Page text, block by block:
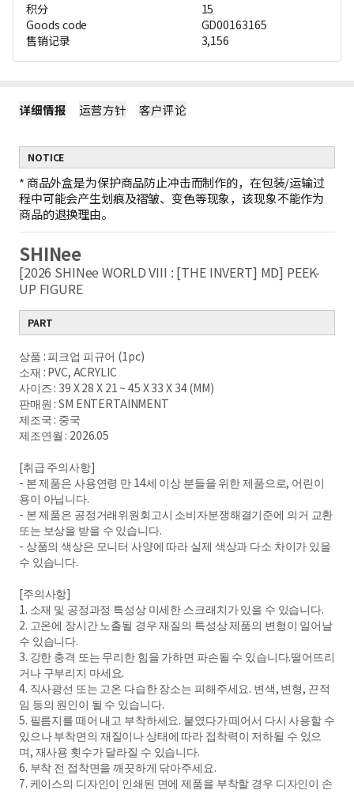
积分
15
Goods code
GD00163165
售销记录
3,156
详细情报 运营方针 客户评论
NOTICE
* 商品外盒是为保护商品防止冲击而制作的，在包装/运输过
程中可能会产生划痕及褶皱、变色等现象，该现象不能作为
商品的退换理由。
SHINee
[2026 SHINee WORLD VIII : [THE INVERT] MD] PEEK-
UP FIGURE
PART
상품 : 피크업 피규어 (1pc)
소재 : PVC, ACRYLIC
사이즈 : 39 X 28 X 21 ~ 45 X 33 X 34 (MM)
판매원 : SM ENTERTAINMENT
제조국 : 중국
제조연월 : 2026.05
[취급 주의사항]
- 본 제품은 사용연령 만 14세 이상 분들을 위한 제품으로, 어린이
용이 아닙니다.
- 본 제품은 공정거래위원회고시 소비자분쟁해결기준에 의거 교환
또는 보상을 받을 수 있습니다.
- 상품의 색상은 모니터 사양에 따라 실제 색상과 다소 차이가 있을
수 있습니다.
[주의사항]
1. 소재 및 공정과정 특성상 미세한 스크래치가 있을 수 있습니다.
2. 고온에 장시간 노출될 경우 재질의 특성상 제품의 변형이 일어날
수 있습니다.
3. 강한 충격 또는 무리한 힘을 가하면 파손될 수 있습니다.떨어뜨리
거나 구부리지 마세요.
4. 직사광선 또는 고온 다습한 장소는 피해주세요. 변색, 변형, 끈적
임 등의 원인이 될 수 있습니다.
5. 필름지를 떼어 내고 부착하세요. 붙였다가 떼어서 다시 사용할 수
있으나 부착면의 재질이나 상태에 따라 접착력이 저하될 수 있으
며, 재사용 횟수가 달라질 수 있습니다.
6. 부착 전 접착면을 깨끗하게 닦아주세요.
7. 케이스의 디자인이 인쇄된 면에 제품을 부착할 경우 디자인이 손